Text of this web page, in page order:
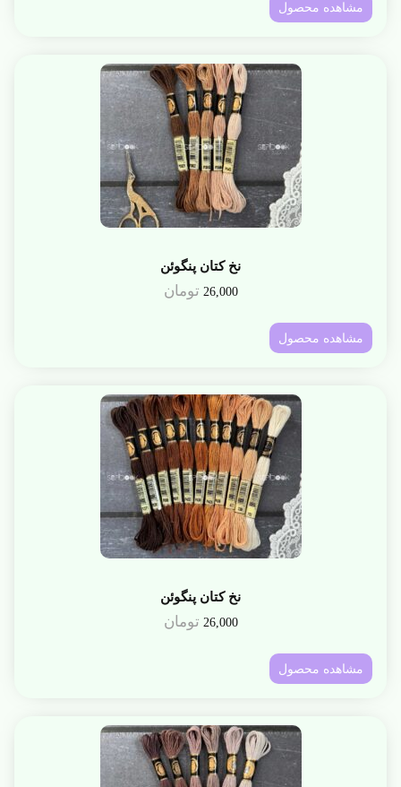
مشاهده محصول
نخ کتان پنگوئن
26,000 تومان
مشاهده محصول
نخ کتان پنگوئن
26,000 تومان
مشاهده محصول